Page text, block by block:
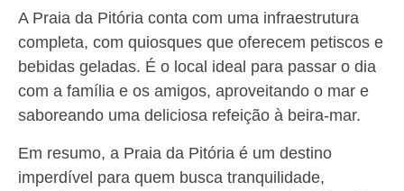
A Praia da Pitória conta com uma infraestrutura
completa, com quiosques que oferecem petiscos e
bebidas geladas. É o local ideal para passar o dia
com a família e os amigos, aproveitando o mar e
saboreando uma deliciosa refeição à beira-mar.
Em resumo, a Praia da Pitória é um destino
imperdível para quem busca tranquilidade,